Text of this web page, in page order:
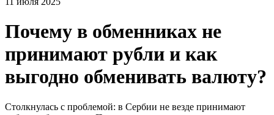
Почему в обменниках не
принимают рубли и как
выгодно обменивать валюту?
Столкнулась с проблемой: в Сербии не везде принимают